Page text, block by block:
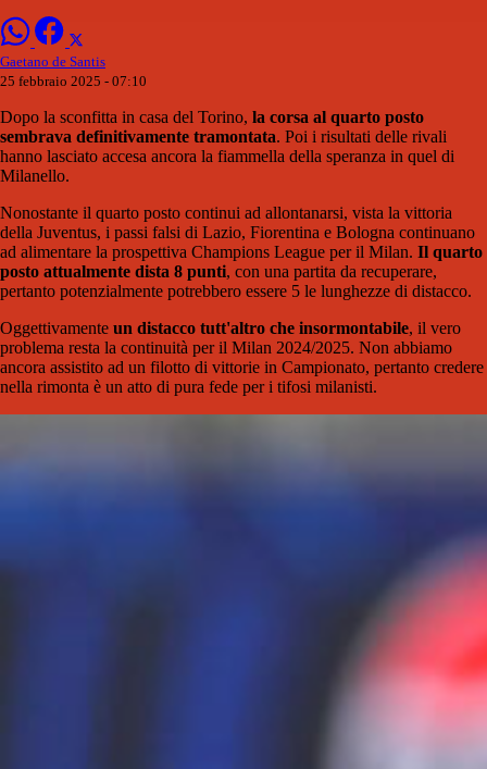
Gaetano de Santis
25 febbraio 2025 - 07:10
Dopo la sconfitta in casa del Torino, la corsa al quarto posto
sembrava definitivamente tramontata. Poi i risultati delle rivali
hanno lasciato accesa ancora la fiammella della speranza in quel di
Milanello.
Nonostante il quarto posto continui ad allontanarsi, vista la vittoria
della Juventus, i passi falsi di Lazio, Fiorentina e Bologna continuano
ad alimentare la prospettiva Champions League per il Milan. Il quarto
posto attualmente dista 8 punti, con una partita da recuperare,
pertanto potenzialmente potrebbero essere 5 le lunghezze di distacco.
Oggettivamente un distacco tutt'altro che insormontabile, il vero
problema resta la continuità per il Milan 2024/2025. Non abbiamo
ancora assistito ad un filotto di vittorie in Campionato, pertanto credere
nella rimonta è un atto di pura fede per i tifosi milanisti.